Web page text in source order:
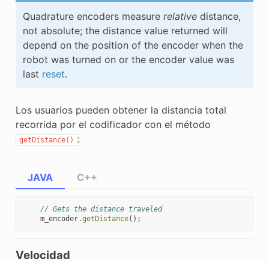
Quadrature encoders measure relativedistance,
not absolute; the distance value returned will
depend on the position of the encoder when the
robot was turned on or the encoder value was
last reset.
Los usuarios pueden obtener la distancia total
recorrida por el codificador con el método
getDistance() :
JAVA
// Gets the distance traveled
m_encoder.getDistance();
C++
Velocidad